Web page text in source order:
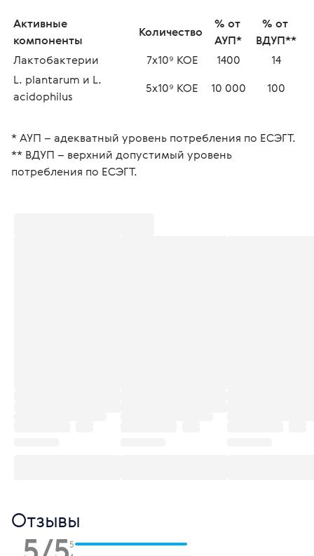
Активные
компоненты
Количество
% от
АУП*
% от
ВДУП**
Лактобактерии
7х10⁹ КОЕ 1400
14
L. plantarum и L.
acidophilus
5х10⁹ КОЕ 10 000 100
* АУП – адекватный уровень потребления по ЕСЭГТ.
** ВДУП – верхний допустимый уровень
потребления по ЕСЭГТ.
Отзывы
5